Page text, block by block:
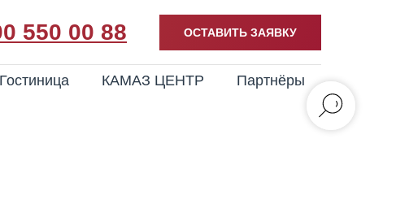
550 00 88 ОСТАВИТЬ ЗАЯВКУ
Гостиница КАМАЗ ЦЕНТР
Партнёры